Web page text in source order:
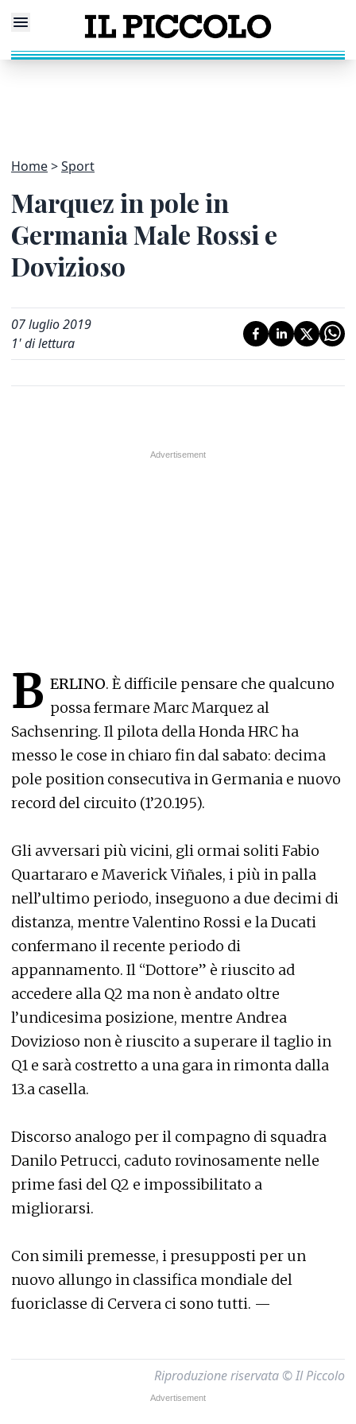
Home Sport
Marquez in pole in
Germania Male Rossi e
Dovizioso
07 luglio 2019
1' di lettura
B ERLINO. È difficile pensare che qualcuno
possa fermare Marc Marquez al
Sachsenring. Il pilota della Honda HRC ha
messo le cose in chiaro fin dal sabato: decima
pole position consecutiva in Germania e nuovo
record del circuito (1’20.195).
Gli avversari più vicini, gli ormai soliti Fabio
Quartararo e Maverick Viñales, i più in palla
nell’ultimo periodo, inseguono a due decimi di
distanza, mentre Valentino Rossi e la Ducati
confermano il recente periodo di
appannamento. Il “Dottore” è riuscito ad
accedere alla Q2 ma non è andato oltre
l’undicesima posizione, mentre Andrea
Dovizioso non è riuscito a superare il taglio in
Q1 e sarà costretto a una gara in rimonta dalla
13.a casella.
Discorso analogo per il compagno di squadra
Danilo Petrucci, caduto rovinosamente nelle
prime fasi del Q2 e impossibilitato a
migliorarsi.
Con simili premesse, i presupposti per un
nuovo allungo in classifica mondiale del
fuoriclasse di Cervera ci sono tutti. —
Riproduzione riservata © Il Piccolo